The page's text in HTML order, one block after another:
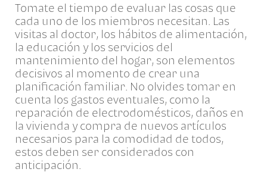
Tomate el tiempo de evaluar las cosas que
cada uno de los miembros necesitan. Las
visitas al doctor, los hábitos de alimentación,
la educación y los servicios del
mantenimiento del hogar, son elementos
decisivos al momento de crear una
planificación familiar. No olvides tomar en
cuenta los gastos eventuales, como la
reparación de electrodomésticos, daños en
la vivienda y compra de nuevos artículos
necesarios para la comodidad de todos,
estos deben ser considerados con
anticipación.